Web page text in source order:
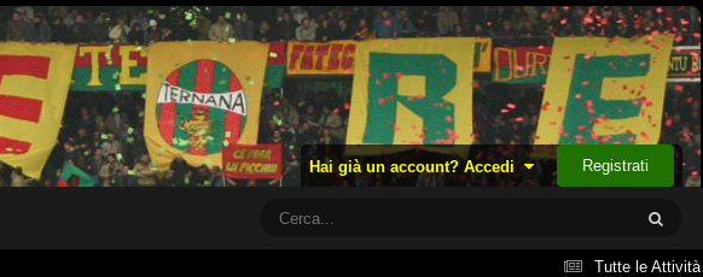
Hai già un account? Accedi Registrati
Tutte le Attività